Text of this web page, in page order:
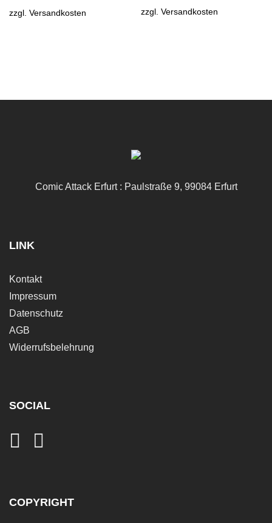
zzgl. Versandkosten
zzgl.Versandkosten
Comic Attack Erfurt : Paulstraße 9, 99084 Erfurt
LINK
Kontakt
Impressum
Datenschutz
AGB
Widerrufsbelehrung
SOCIAL
COPYRIGHT